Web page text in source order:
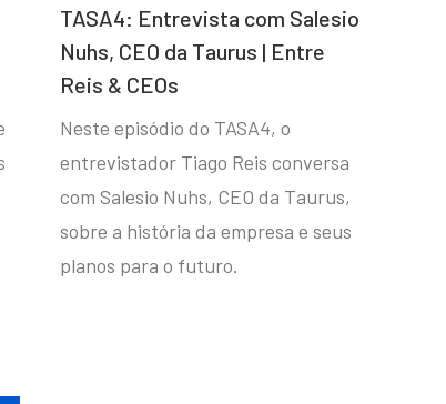
TASA4: Entrevista com Salesio
Nuhs, CEO da Taurus | Entre
Reis & CEOs
Neste episódio do TASA4, o
entrevistador Tiago Reis conversa
com Salesio Nuhs, CEO da Taurus,
sobre a história da empresa e seus
planos para o futuro.